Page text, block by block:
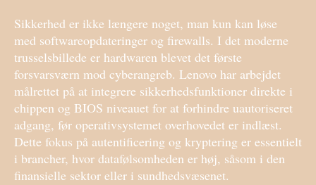
Sikkerhed er ikke længere noget, man kun kan løse
med softwareopdateringer og firewalls. I det moderne
trusselsbillede er hardwaren blevet det første
forsvarsværn mod cyberangreb. Lenovo har arbejdet
målrettet på at integrere sikkerhedsfunktioner direkte i
chippen og BIOS niveauet for at forhindre uautoriseret
adgang, før operativsystemet overhovedet er indlæst.
Dette fokus på autentificering og kryptering er essentielt
i brancher, hvor datafølsomheden er høj, såsom i den
finansielle sektor eller i sundhedsvæsenet.